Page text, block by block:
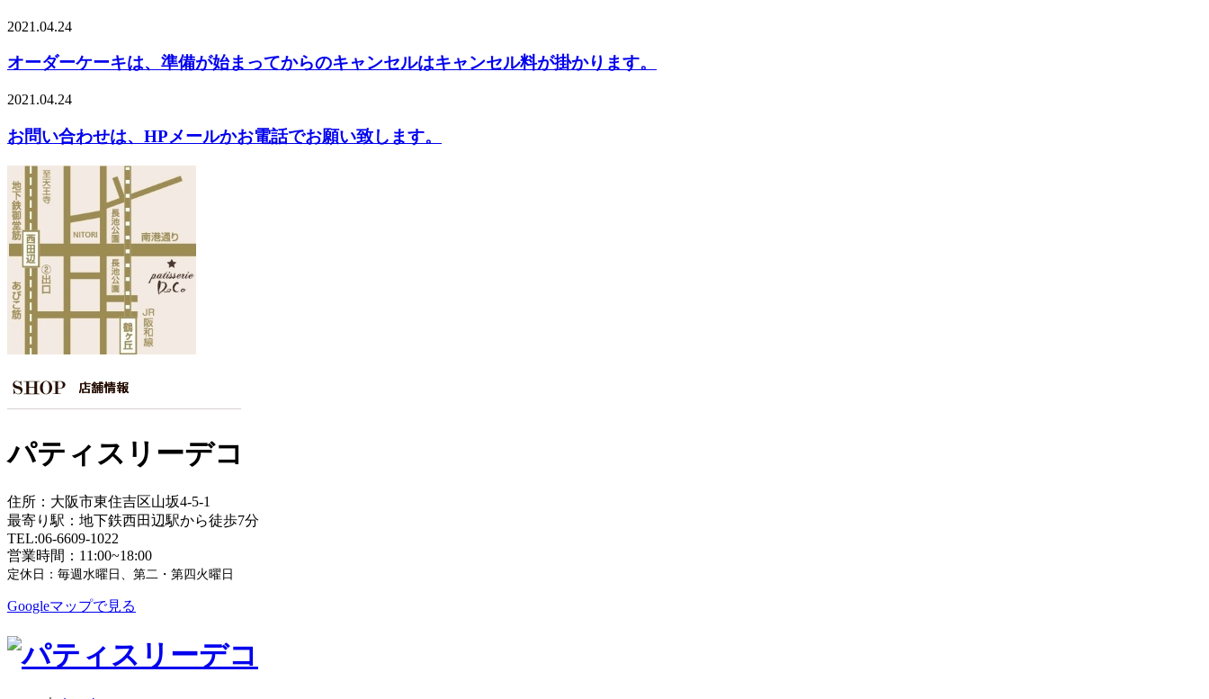
2021.04.24
オーダーケーキは、準備が始まってからのキャンセルはキャンセル料が掛かります。
2021.04.24
お問い合わせは、HPメールかお電話でお願い致します。
パティスリーデコ
住所：大阪市東住吉区山坂4-5-1
最寄り駅：地下鉄西田辺駅から徒歩7分
TEL:06-6609-1022
営業時間：11:00~18:00
定休日：毎週水曜日、第二・第四火曜日
Googleマップで見る